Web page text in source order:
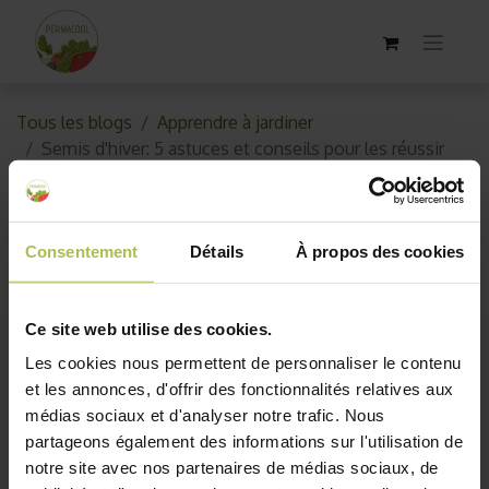
Consentement Détails À propos des cookies
Ce site web utilise des cookies.
Les cookies nous permettent de personnaliser le contenu
et les annonces, d'offrir des fonctionnalités relatives aux
médias sociaux et d'analyser notre trafic. Nous
partageons également des informations sur l'utilisation de
notre site avec nos partenaires de médias sociaux, de
Tous les blogs
Apprendre à jardiner
Semis d'hiver: 5 astuces et conseils pour les réussir
Semis d'hiver: 5 astuces et
conseils pour les réussir